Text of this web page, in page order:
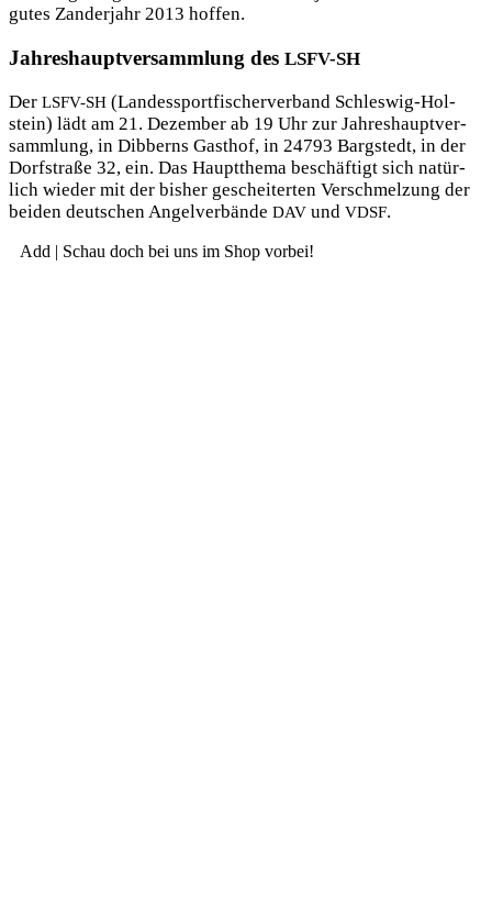
gutes Zan­der­jahr 2013 hoffen.
Jahreshauptversammlung des LSFV-SH
Der LSFV-SH (Lan­des­sport­fi­scher­ver­band Schles­wig-Hol­
stein) lädt am 21. Dezem­ber ab 19 Uhr zur Jah­res­haupt­ver­
samm­lung, in Dib­berns Gast­hof, in 24793 Barg­stedt, in der
Dorf­stra­ße 32, ein. Das Haupt­the­ma beschäf­tigt sich natür­
lich wie­der mit der bis­her geschei­ter­ten Ver­schmel­zung der
bei­den deut­schen Angel­ver­bän­de DAV und VDSF.
Add | Schau doch bei uns im Shop vorbei!